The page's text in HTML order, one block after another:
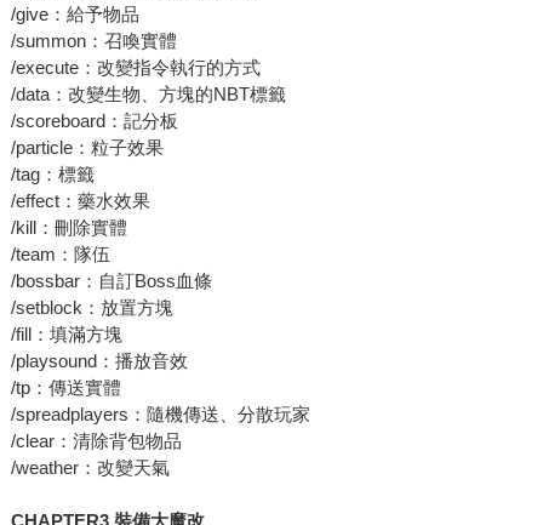
/give：給予物品
/summon：召喚實體
/execute：改變指令執行的方式
/data：改變生物、方塊的NBT標籤
/scoreboard：記分板
/particle：粒子效果
/tag：標籤
/effect：藥水效果
/kill：刪除實體
/team：隊伍
/bossbar：自訂Boss血條
/setblock：放置方塊
/fill：填滿方塊
/playsound：播放音效
/tp：傳送實體
/spreadplayers：隨機傳送、分散玩家
/clear：清除背包物品
/weather：改變天氣
CHAPTER3 裝備大魔改